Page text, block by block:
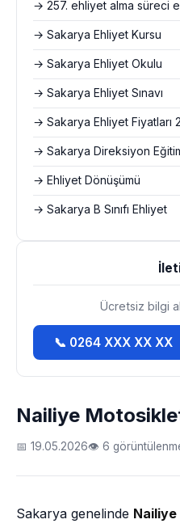
Nailiye
📅 19.05.2026👁 6
Sakarya genelinde
→ 257. ehliyet alma süreci
→ Sakarya Ehliyet Kursu
→ Sakarya Ehliyet Okulu
→ Sakarya Ehliyet Sınavı
→ Sakarya Ehliyet Fiyatları
→ Sakarya Direksiyon
→ Ehliyet Dönüşümü
→ Sakarya B Sınıfı Ehliyet
Ücretsiz bilgi
📞 0264 XXX XX XX